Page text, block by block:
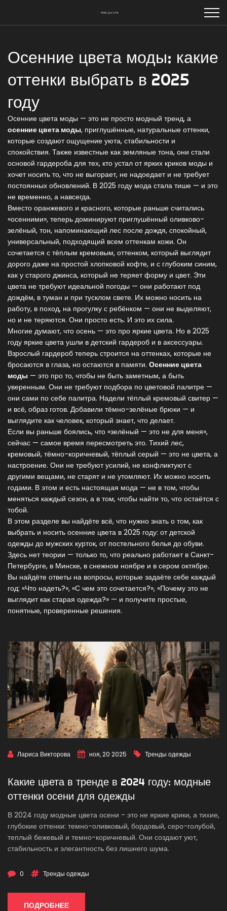
Осенние цвета моды: какие
оттенки выбрать в 2025
году
Осенние цвета моды — это не просто модный тренд, а
осенние цвета моды, приглушённые, натуральные оттенки,
которые создают ощущение уюта, стабильности и
спокойствия. Также известные как земляные тона, они стали
основой гардероба для тех, кто устал от ярких криков моды и
хочет носить то, что не выгорает, не надоедает и не требует
постоянных обновлений. В 2025 году мода стала тише — и это
не временно, а навсегда.
Вместо оранжевого и красного, которые раньше считались
«осенними», теперь доминируют приглушённый оливково-
зелёный, тон, напоминающий лес после дождя, спокойный,
универсальный, подходящий всем оттенкам кожи. Он
сочетается с тёплым кремовым, оттенком, который выглядит
дорого даже на простой хлопковой кофте, и с глубоким синим,
как у старого джинса, который не теряет форму и цвет. Эти
цвета не требуют идеальной погоды — они работают под
дождём, в туман и при тусклом свете. Их можно носить на
работу, в поход, на прогулку с ребёнком — они не выделяют,
но и не теряются. Они просто есть. И это их сила.
Многие думают, что осень — это про яркие цвета. Но в 2025
году яркие цвета ушли в детский гардероб и в аксессуары.
Взрослый гардероб теперь строится на оттенках, которые не
бросаются в глаза, но остаются в памяти. Осенние цвета
моды — это про то, чтобы не быть заметным, а быть
уверенным. Они не требуют подбора по цветовой палитре —
они сами по себе палитра. Надели тёплый кремовый свитер —
и всё, образ готов. Добавили тёмно-зелёные брюки — и
выглядите как человек, который знает, что делает.
Если вы раньше боялись, что «зелёный — это не для меня»,
сейчас — самое время пересмотреть это. Тихий лес,
кремовый, тёмно-коричневый, тёплый серый — это не цвета, а
настроение. Они не требуют усилий, не конфликтуют с
другими вещами, не старят и не утомляют. Их можно носить
годами. В этом и есть настоящая мода — не в том, чтобы
меняться каждый сезон, а в том, чтобы найти то, что остаётся с
тобой.
В этом разделе вы найдёте всё, что нужно знать о том, как
выбрать и носить осенние цвета в 2025 году: от детской
одежды до мужских курток, от постельного белья до обуви.
Здесь нет теории — только то, что реально работает в Санкт-
Петербурге, в Минске, в снежном ноябре и в сером октябре.
Вы найдёте ответы на вопросы, которые задаёте себе каждый
год: «Что надеть?», «С чем это сочетается?», «Почему это не
выглядит как старая одежда?» — и получите простые,
понятные, проверенные решения.
Лариса Викторова ноя, 20 2025 Тренды одежды
Какие цвета в тренде в 2024 году: модные
оттенки осени для одежды
В 2024 году модные цвета осени - это не яркие крики, а тихие,
глубокие оттенки: темно-оливковый, бордовый, серо-голубой,
теплый бежевый и темно-коричневый. Они создают уют,
стабильность и элегантность без лишнего шума.
0 Тренды одежды
ПОДРОБНЕЕ